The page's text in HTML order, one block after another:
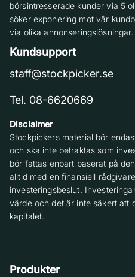
börsintresserade kunder via 5
söker exponering mot vår
via olika annonseringslösningar.
Kundsupport
staff@stockpicker.se
Tel. 08-6620669
Disclaimer
Stockpickers material bör
och ska inte betraktas som
bör fattas enbart baserat på
alltid med en finansiell
investeringsbeslut.
värde och det är inte säkert att
kapitalet.
Produkter